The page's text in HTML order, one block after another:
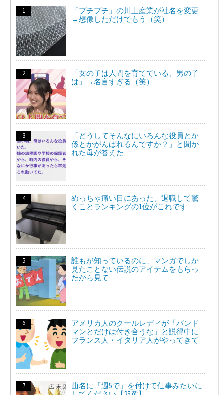
「プチプチ」の川上産業が社名を変更
→想像しただけでもう（笑）
「女の子は人間を育てている、男の子
は」→名言すぎる（笑）
「どうしてそんなにいろんな役員とか
係とかがんばれるんですか？」と聞か
れた母が答えた
めっちゃ痛い目にあった、退職して驚
くことランキングの1位がこれです
誰もが知っているのに、マンガでしか
見たことない伝説のアイテムをもらっ
たから見て
アメリカ人のクールレディが「バンド
マンとだけは付き合うな」と説得中に
フランス人・イタリア人がやってきて
曲名に「週5で」を付けて仕事みたいに